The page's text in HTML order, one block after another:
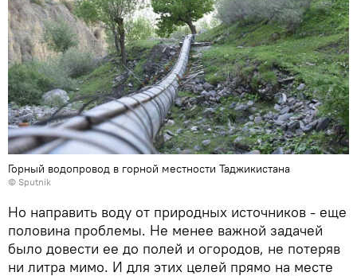
Горный водопровод в горной местности Таджикистана
© Sputnik
Но направить воду от природных источников - еще
половина проблемы. Не менее важной задачей
было довести ее до полей и огородов, не потеряв
ни литра мимо. И для этих целей прямо на месте